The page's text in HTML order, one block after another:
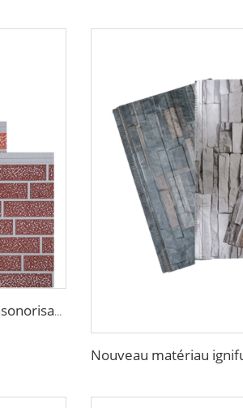
Panneaux muraux imitation bois PU insonorisants, panneaux sandwich à mousse de polyuréthane isolants, décoration caravane